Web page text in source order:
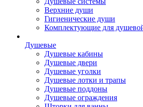
Верхние души
Гигиенические души
Комплектующие для
Душевые
Душевые кабины
Душевые двери
Душевые уголки
Душевые лотки и трапы
Душевые поддоны
Душевые ограждения